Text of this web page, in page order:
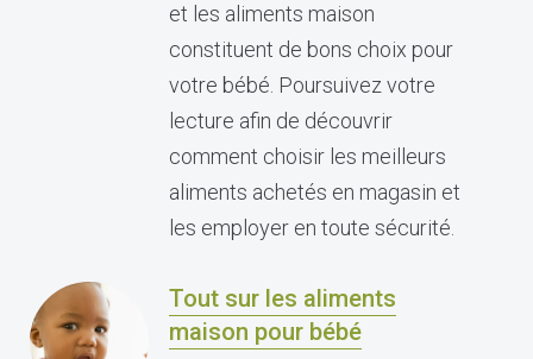
et les aliments maison
constituent de bons choix pour
votre bébé. Poursuivez votre
lecture afin de découvrir
comment choisir les meilleurs
aliments achetés en magasin et
les employer en toute sécurité.
Tout sur les aliments
maison pour bébé